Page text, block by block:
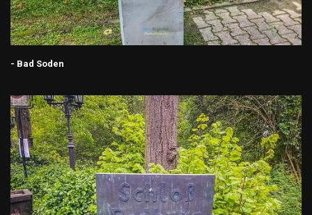
- Bad Soden